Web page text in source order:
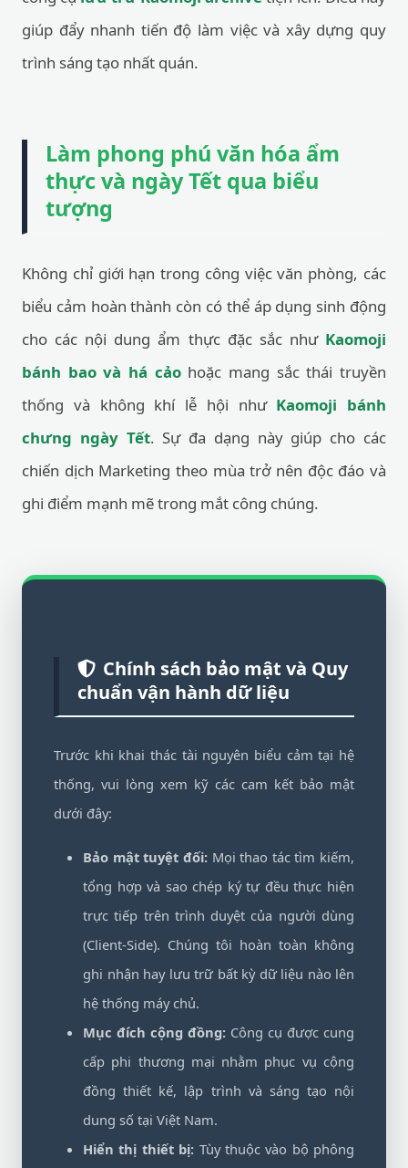
giúp đẩy nhanh tiến độ làm việc và xây dựng quy
trình sáng tạo nhất quán.
Làm phong phú văn hóa ẩm
thực và ngày Tết qua biểu
tượng
Không chỉ giới hạn trong công việc văn phòng, các
biểu cảm hoàn thành còn có thể áp dụng sinh động
cho các nội dung ẩm thực đặc sắc như Kaomoji
bánh bao và há cảohoặc mang sắc thái truyền
thống và không khí lễ hội như Kaomoji bánh
chưng ngày Tết. Sự đa dạng này giúp cho các
chiến dịch Marketing theo mùa trở nên độc đáo và
ghi điểm mạnh mẽ trong mắt công chúng.
Chính sách bảo mật và Quy
chuẩn vận hành dữ liệu
Trước khi khai thác tài nguyên biểu cảm tại hệ
thống, vui lòng xem kỹ các cam kết bảo mật
dưới đây:
Bảo mật tuyệt đối:Mọi thao tác tìm kiếm,
tổng hợp và sao chép ký tự đều thực hiện
trực tiếp trên trình duyệt của người dùng
(Client-Side). Chúng tôi hoàn toàn không
ghi nhận hay lưu trữ bất kỳ dữ liệu nào lên
hệ thống máy chủ.
Mục đích cộng đồng: Công cụ được cung
cấp phi thương mại nhằm phục vụ cộng
đồng thiết kế, lập trình và sáng tạo nội
dung số tại Việt Nam.
Hiển thị thiết bị: Tùy thuộc vào bộ phông